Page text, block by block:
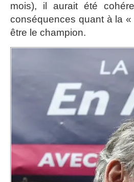
mois), il aurait été
conséquences quant à la «
être le champion.